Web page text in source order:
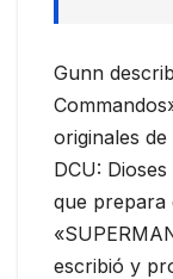
Gunn
originales
DCU:
que prepara
escribió y